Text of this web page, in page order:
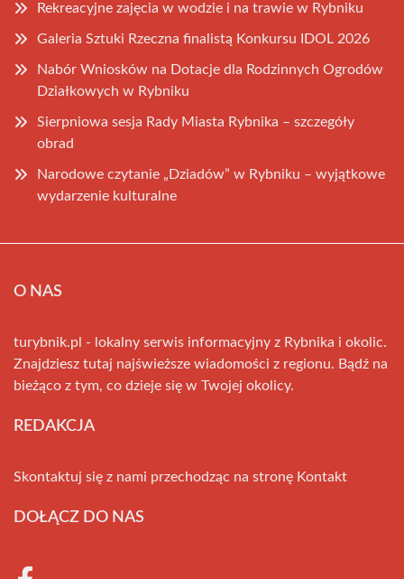
Rekreacyjne zajęcia w wodzie i na trawie w Rybniku
Galeria Sztuki Rzeczna finalistą Konkursu IDOL 2026
Nabór Wniosków na Dotacje dla Rodzinnych Ogrodów
Działkowych w Rybniku
Sierpniowa sesja Rady Miasta Rybnika – szczegóły
obrad
Narodowe czytanie „Dziadów” w Rybniku – wyjątkowe
wydarzenie kulturalne
O NAS
turybnik.pl - lokalny serwis informacyjny z Rybnika i okolic.
Znajdziesz tutaj najświeższe wiadomości z regionu. Bądź na
bieżąco z tym, co dzieje się w Twojej okolicy.
REDAKCJA
Skontaktuj się z nami przechodząc na stronę Kontakt
DOŁĄCZ DO NAS